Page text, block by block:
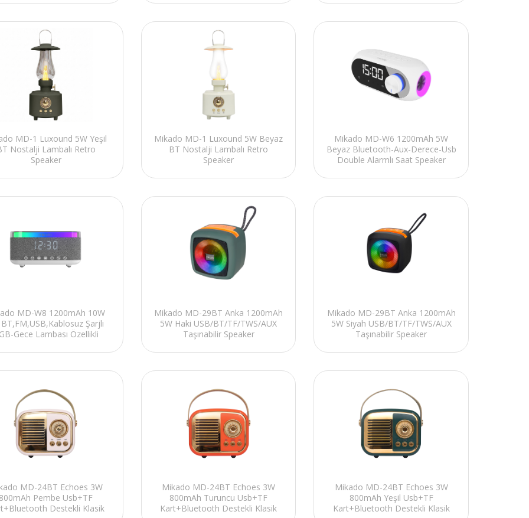
MD-1 Luxound 5W Yeşil
Nostalji Lambalı Retro
Speaker
Mikado MD-1 Luxound 5W Beyaz
BT Nostalji Lambalı Retro
Speaker
Mikado MD-W6 1200mAh 5W
Beyaz Bluetooth-Aux-Derece-Usb
Double Alarmlı Saat Speaker
MD-W8 1200mAh 10W
Şarjlı
Gece Lambası Özellikli
Mikado MD-29BT Anka 1200mAh
5W Haki USB/BT/TF/TWS/AUX
Taşınabilir Speaker
Mikado MD-29BT Anka 1200mAh
5W Siyah USB/BT/TF/TWS/AUX
Taşınabilir Speaker
MD-24BT Echoes 3W
Pembe Usb+TF
Destekli Klasik
Mikado MD-24BT Echoes 3W
800mAh Turuncu Usb+TF
Kart+Bluetooth Destekli Klasik
Mikado MD-24BT Echoes 3W
800mAh Yeşil Usb+TF
Kart+Bluetooth Destekli Klasik